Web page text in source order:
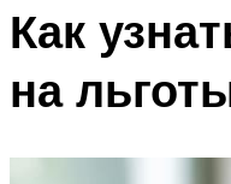
Как
на